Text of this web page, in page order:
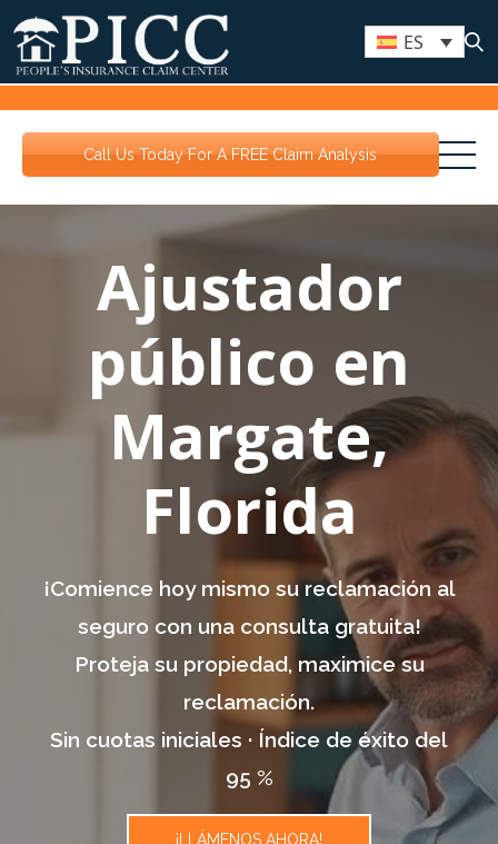
ES
Call Us Today For A FREE Claim Analysis
Ajustador
público en
Margate,
Florida
¡Comience hoy mismo su reclamación al
seguro con una consulta gratuita!
Proteja su propiedad, maximice su
reclamación.
Sin cuotas iniciales · Índice de éxito del
95 %
¡LLÁMENOS AHORA!